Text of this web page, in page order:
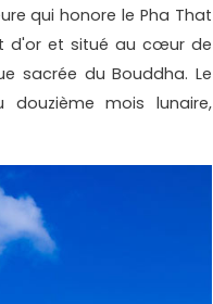
qui honore le Pha That
d'or et situé au cœur de
sacrée du Bouddha. Le
mois lunaire,